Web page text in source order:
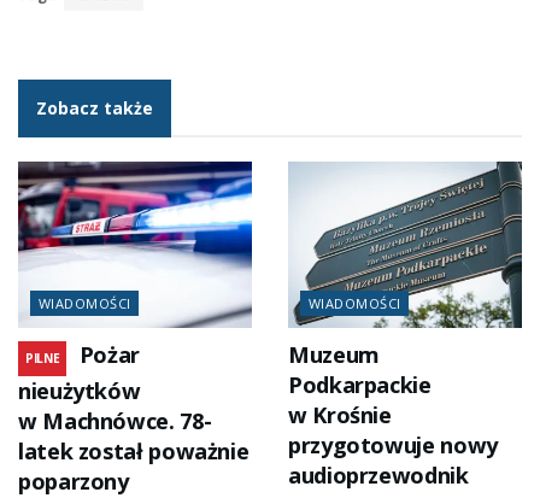
Zobacz także
WIADOMOŚCI
PILNE
Pożar
nieużytków
w Machnówce. 78-
latek został poważnie
poparzony
WIADOMOŚCI
Muzeum
Podkarpackie
w Krośnie
przygotowuje nowy
audioprzewodnik